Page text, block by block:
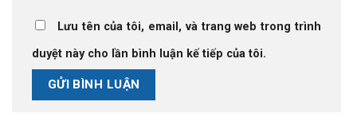
Lưu tên của tôi, email, và trang web trong trình
duyệt này cho lần bình luận kế tiếp của tôi.